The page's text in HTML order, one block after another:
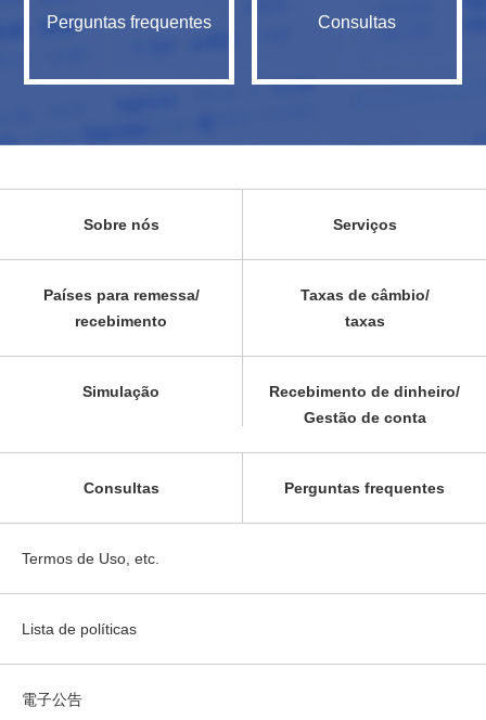
Perguntas frequentes Consultas
Sobre nós Serviços
Países para remessa/
recebimento
Taxas de câmbio/
taxas
Simulação
Recebimento de dinheiro/
Gestão de conta
Consultas Perguntas frequentes
Termos de Uso, etc.
Lista de políticas
電子公告